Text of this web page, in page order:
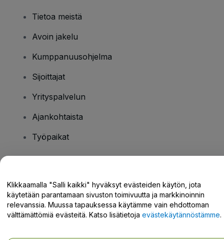
Tietoa meistä
Avoin jakelu
Kumppanuusohjelma
Sijoittajat
Yrityspalvelun
Ajankohtaista
Työpaikat
Tukikeskus / Ota meihin yhteyttä
Klikkaamalla "Salli kaikki" hyväksyt evästeiden käytön, jota
käytetään parantamaan sivuston toimivuutta ja markkinoinnin
relevanssia. Muussa tapauksessa käytämme vain ehdottoman
välttämättömiä evästeitä. Katso lisätietoja evästekäytännöstämme.